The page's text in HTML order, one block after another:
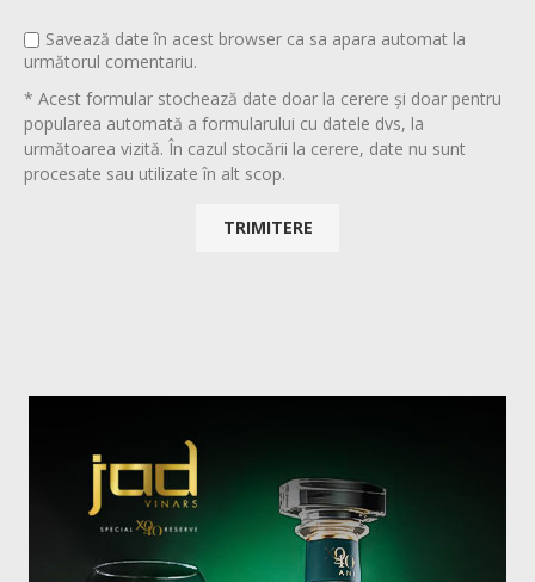
Savează date în acest browser ca sa apara automat la
următorul comentariu.
* Acest formular stochează date doar la cerere și doar pentru
popularea automată a formularului cu datele dvs, la
următoarea vizită. În cazul stocării la cerere, date nu sunt
procesate sau utilizate în alt scop.